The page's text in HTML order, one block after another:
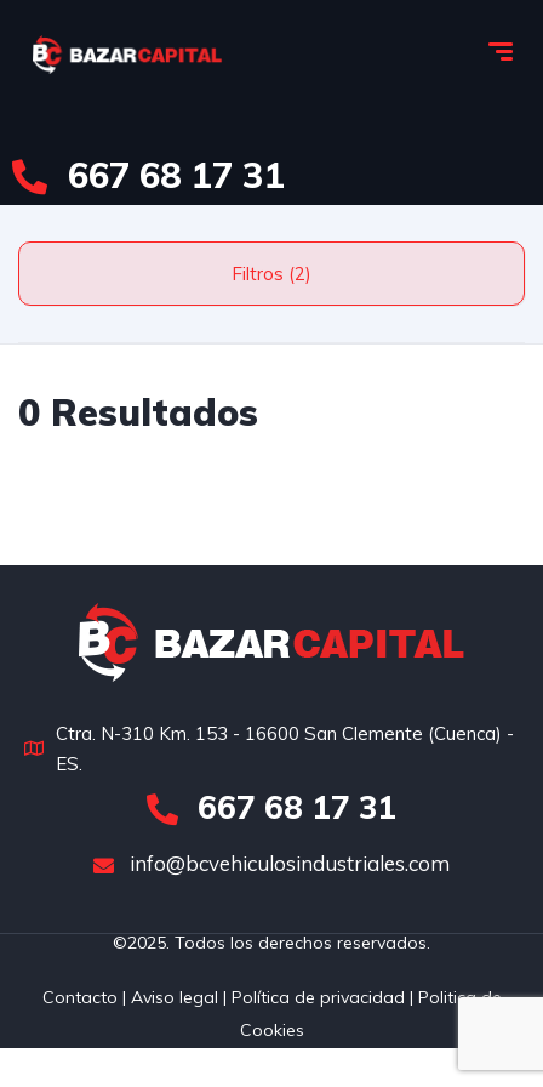
667 68 17 31
Filtros (2)
0 Resultados
Ctra. N-310 Km. 153 - 16600 San Clemente (Cuenca) -
ES.
667 68 17 31
info@bcvehiculosindustriales.com
©2025. Todos los derechos reservados.
Contacto | Aviso legal | Política de privacidad | Politica de
Cookies